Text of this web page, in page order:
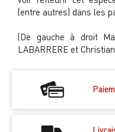
(entre autres) dans les
(De gauche à droit
LABARRERE et